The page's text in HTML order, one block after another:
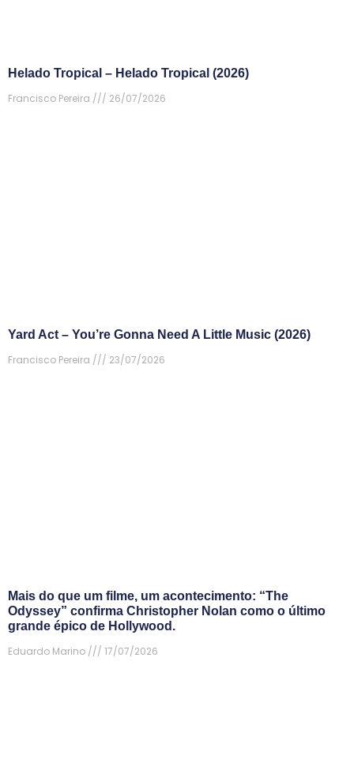
Helado Tropical – Helado Tropical (2026)
Francisco Pereira
26/07/2026
Yard Act – You’re Gonna Need A Little Music (2026)
Francisco Pereira
23/07/2026
Mais do que um filme, um acontecimento: “The
Odyssey” confirma Christopher Nolan como o último
grande épico de Hollywood.
Eduardo Marino
17/07/2026